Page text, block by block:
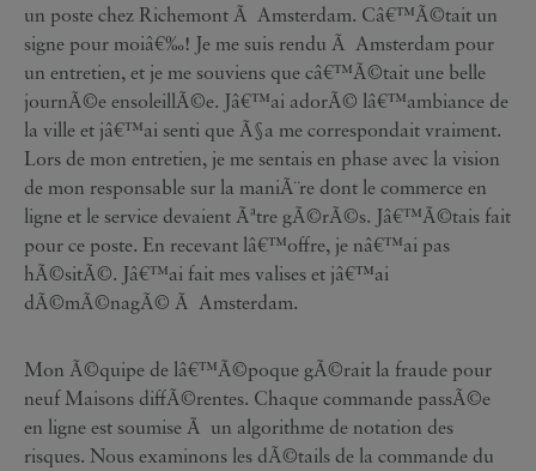
un poste chez Richemont Ã Amsterdam. Câ€™Ã©tait un
signe pour moiâ€‰! Je me suis rendu Ã Amsterdam pour
un entretien, et je me souviens que câ€™Ã©tait une belle
journÃ©e ensoleillÃ©e. Jâ€™ai adorÃ© lâ€™ambiance de
la ville et jâ€™ai senti que Ã§a me correspondait vraiment.
Lors de mon entretien, je me sentais en phase avec la vision
de mon responsable sur la maniÃ¨re dont le commerce en
ligne et le service devaient Ãªtre gÃ©rÃ©s. Jâ€™Ã©tais fait
pour ce poste. En recevant lâ€™offre, je nâ€™ai pas
hÃ©sitÃ©. Jâ€™ai fait mes valises et jâ€™ai
dÃ©mÃ©nagÃ© Ã Amsterdam.
Mon Ã©quipe de lâ€™Ã©poque gÃ©rait la fraude pour
neuf Maisons diffÃ©rentes. Chaque commande passÃ©e
en ligne est soumise Ã un algorithme de notation des
risques. Nous examinons les dÃ©tails de la commande du